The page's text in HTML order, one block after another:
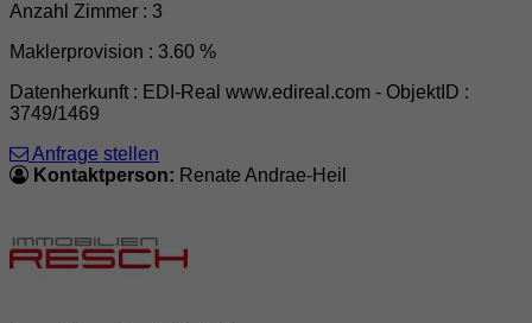
Anzahl Zimmer : 3
Maklerprovision : 3.60 %
Datenherkunft : EDI-Real www.edireal.com - ObjektID :
3749/1469
Anfrage stellen
Kontaktperson: Renate Andrae-Heil